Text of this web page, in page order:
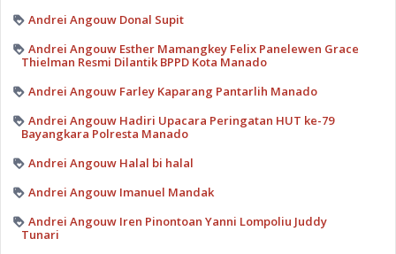
Andrei Angouw Donal Supit
Andrei Angouw Esther Mamangkey Felix Panelewen Grace
Thielman Resmi Dilantik BPPD Kota Manado
Andrei Angouw Farley Kaparang Pantarlih Manado
Andrei Angouw Hadiri Upacara Peringatan HUT ke-79
Bayangkara Polresta Manado
Andrei Angouw Halal bi halal
Andrei Angouw Imanuel Mandak
Andrei Angouw Iren Pinontoan Yanni Lompoliu Juddy
Tunari